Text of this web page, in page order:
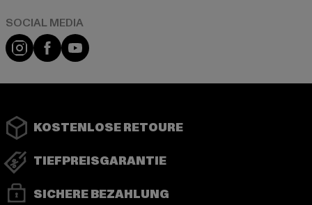
Instagram
FacebookYouTube
KOSTENLOSE RETOURE
TIEFPREISGARANTIE
SICHERE BEZAHLUNG